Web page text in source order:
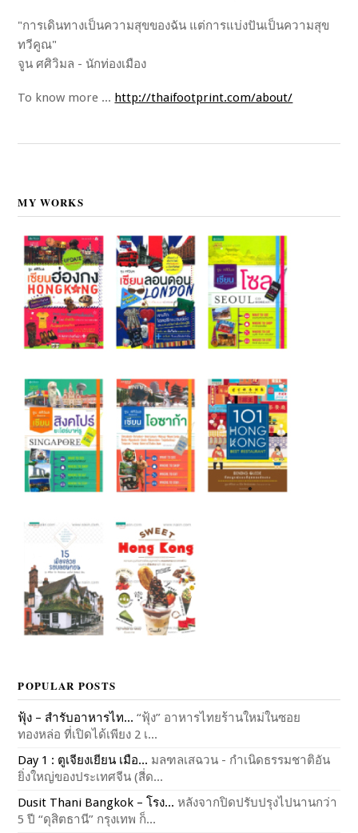
"การเดินทางเป็นความสุขของฉัน แต่การแบ่งปันเป็นความสุข
ทวีคูณ"
จูน ศศิวิมล - นักท่องเมือง
To know more ... http://thaifootprint.com/about/
MY WORKS
POPULAR POSTS
ฟุ้ง – สำรับอาหารไท... “ฟุ้ง” อาหารไทยร้านใหม่ในซอย
ทองหล่อ ที่เปิดได้เพียง 2 เ...
Day 1 : ตูเจียงเยียน เมือ... มลฑลเสฉวน - กำเนิดธรรมชาติอัน
ยิ่งใหญ่ของประเทศจีน (สี่ด...
Dusit Thani Bangkok – โรง... หลังจากปิดปรับปรุงไปนานกว่า
5 ปี “ดุสิตธานี” กรุงเทพ ก็...